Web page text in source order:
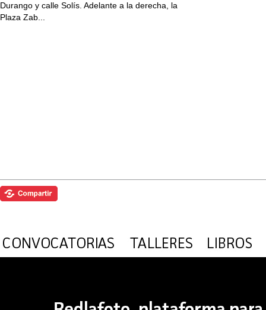
Durango y calle Solís. Adelante a la derecha, la
Plaza Zab...